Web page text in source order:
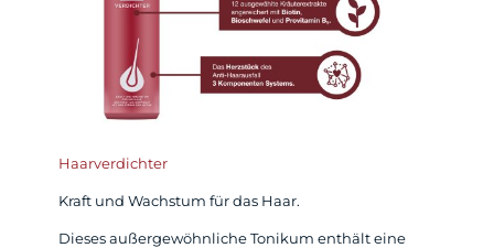
Haarverdichter
Kraft und Wachstum für das Haar.
Dieses außergewöhnliche Tonikum enthält eine